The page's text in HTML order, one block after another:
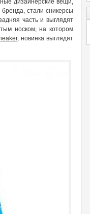
дизайнерские вещи,
стали сникерсы
часть и выглядят
носком, на котором
, новинка выглядят